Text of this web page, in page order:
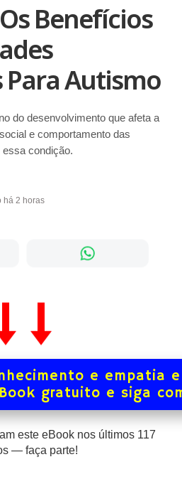
Benefícios
Para Autismo
do desenvolvimento que afeta a
e comportamento das
condição.
há 2 horas
e empatia
gratuito e siga
este eBook nos últimos 117
— faça parte!